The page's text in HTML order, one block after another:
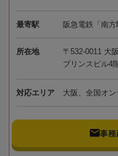
最寄駅 阪急電鉄「南
所在地
〒532-0011 大
プリンスビル4
対応エリア 大阪、全国オ
事務